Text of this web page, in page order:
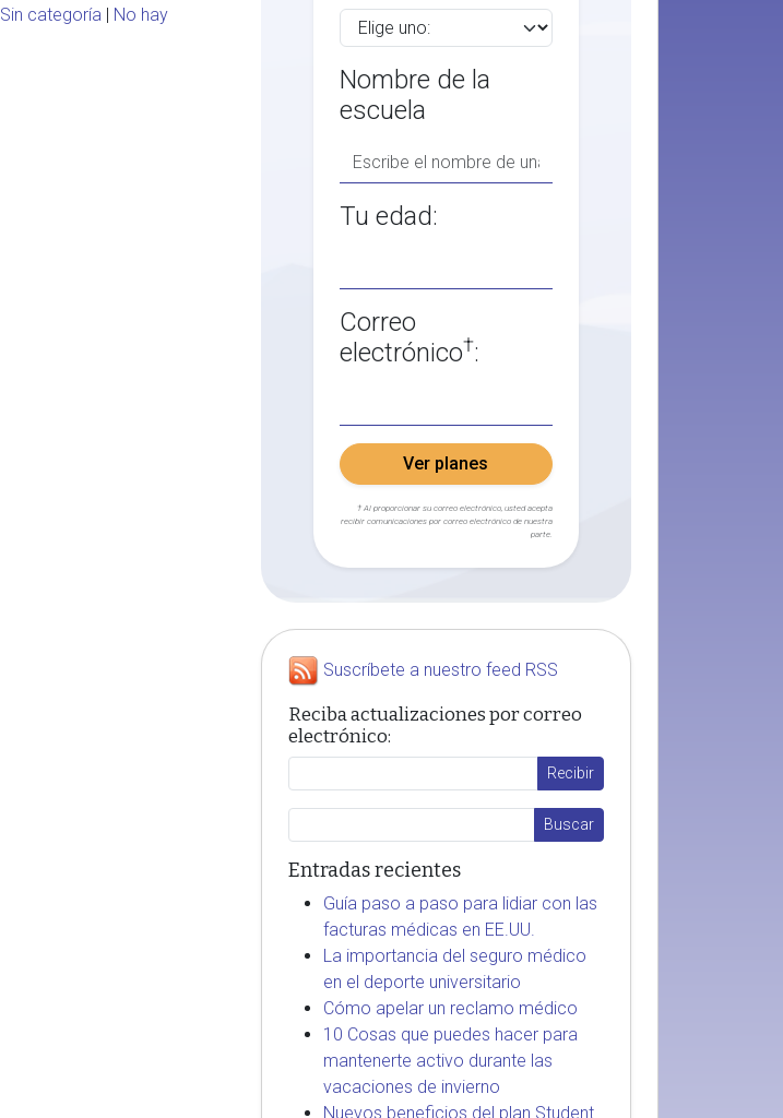
Sin categoría | No hay
Nombre de la
escuela
Tu edad:
Correo
electrónico†:
Ver planes
† Al proporcionar su correo electrónico, usted acepta
recibir comunicaciones por correo electrónico de nuestra
parte.
Suscríbete a nuestro feed RSS
Reciba actualizaciones por correo
electrónico:
Entradas recientes
Guía paso a paso para lidiar con las
facturas médicas en EE.UU.
La importancia del seguro médico
en el deporte universitario
Cómo apelar un reclamo médico
10 Cosas que puedes hacer para
mantenerte activo durante las
vacaciones de invierno
Nuevos beneficios del plan Student